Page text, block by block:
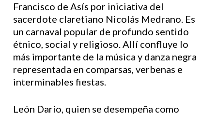
Francisco de Asís por iniciativa del
sacerdote claretiano Nicolás Medrano. Es
un carnaval popular de profundo sentido
étnico, social y religioso. Allí confluye lo
más importante de la música y danza negra
representada en comparsas, verbenas e
interminables fiestas.
León Darío, quien se desempeña como